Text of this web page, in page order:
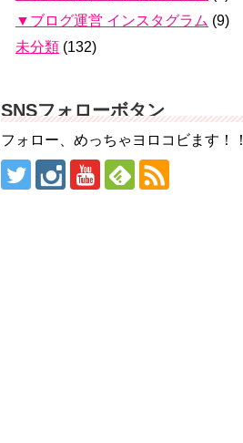
▼ブログ運営 インスタグラム (9)
未分類 (132)
SNSフォローボタン
フォロー、めっちゃヨロコビます！！